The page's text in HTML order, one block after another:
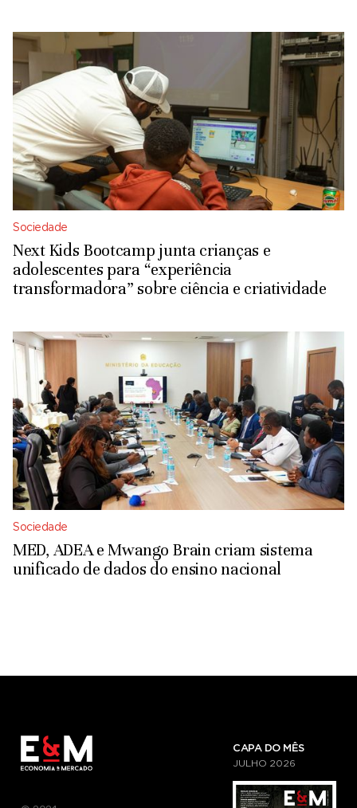
Sociedade
Next Kids Bootcamp junta crianças e
adolescentes para “experiência
transformadora” sobre ciência e criatividade
Sociedade
MED, ADEA e Mwango Brain criam sistema
unificado de dados do ensino nacional
CAPA DO MÊS
JULHO 2026